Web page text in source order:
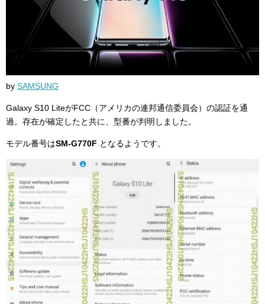
by SAMSUNG
Galaxy S10 LiteがFCC（アメリカの連邦通信委員会）の認証を通
過。存在が確定したと共に、型番が判明しました。
モデル番号はSM-G770F となるようです。